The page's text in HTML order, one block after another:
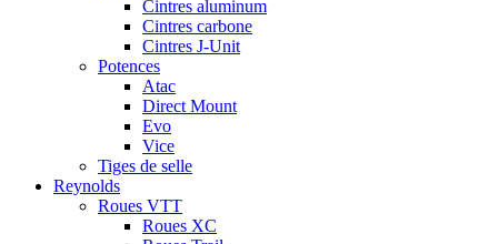
Cintres aluminum
Cintres carbone
Cintres J-Unit
Potences
Atac
Direct Mount
Evo
Vice
Tiges de selle
Reynolds
Roues VTT
Roues XC